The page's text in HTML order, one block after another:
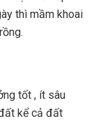
thì mầm khoai
tốt , ít sâu
kể cả đất